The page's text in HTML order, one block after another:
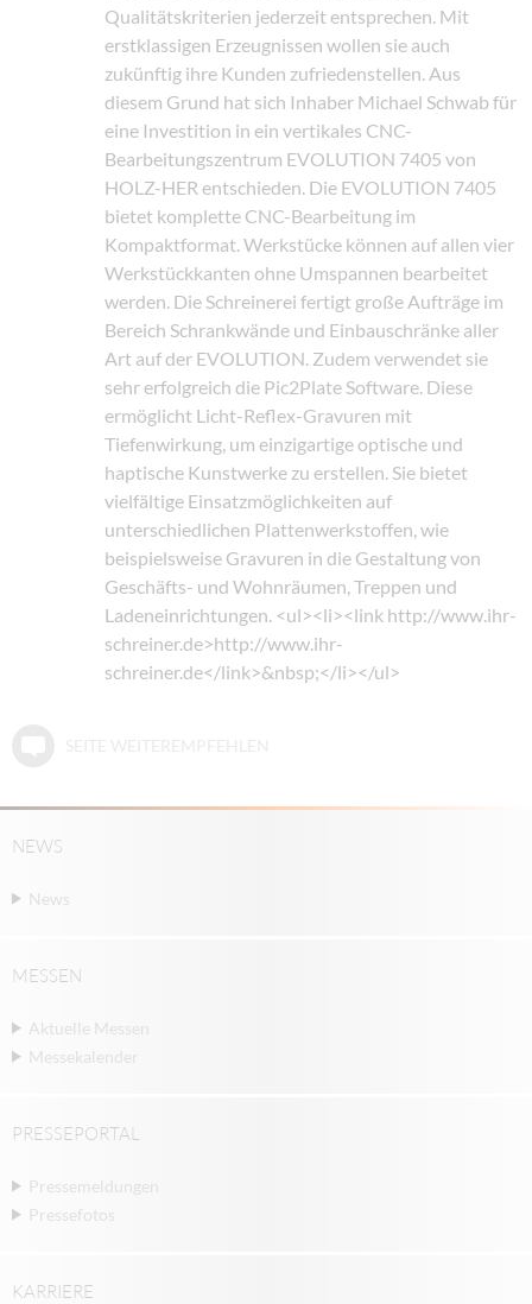
Qualitätskriterien jederzeit entsprechen. Mit
erstklassigen Erzeugnissen wollen sie auch
zukünftig ihre Kunden zufriedenstellen. Aus
diesem Grund hat sich Inhaber Michael Schwab für
eine Investition in ein vertikales CNC-
Bearbeitungszentrum EVOLUTION 7405 von
HOLZ-HER entschieden. Die EVOLUTION 7405
bietet komplette CNC-Bearbeitung im
Kompaktformat. Werkstücke können auf allen vier
Werkstückkanten ohne Umspannen bearbeitet
werden. Die Schreinerei fertigt große Aufträge im
Bereich Schrankwände und Einbauschränke aller
Art auf der EVOLUTION. Zudem verwendet sie
sehr erfolgreich die Pic2Plate Software. Diese
ermöglicht Licht-Reflex-Gravuren mit
Tiefenwirkung, um einzigartige optische und
haptische Kunstwerke zu erstellen. Sie bietet
vielfältige Einsatzmöglichkeiten auf
unterschiedlichen Plattenwerkstoffen, wie
beispielsweise Gravuren in die Gestaltung von
Geschäfts- und Wohnräumen, Treppen und
Ladeneinrichtungen. <ul><li><link http://www.ihr-
schreiner.de>http://www.ihr-
schreiner.de</link>&nbsp;</li></ul>
NEWS
News
MESSEN
Aktuelle Messen
Messekalender
PRESSEPORTAL
Pressemeldungen
Pressefotos
KARRIERE